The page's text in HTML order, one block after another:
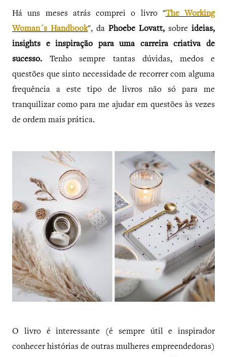
Há uns meses atrás comprei o livro "The Working
Woman´s Handbook", da Phoebe Lovatt, sobre ideias,
insights e inspiração para uma carreira criativa de
sucesso. Tenho sempre tantas dúvidas, medos e
questões que sinto necessidade de recorrer com alguma
frequência a este tipo de livros não só para me
tranquilizar como para me ajudar em questões às vezes
de ordem mais prática.
O livro é interessante (é sempre útil e inspirador
conhecer histórias de outras mulheres empreendedoras)